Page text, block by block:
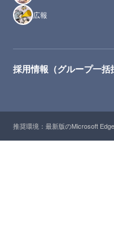
広報
採用情報（グループ一括
推奨環境：最新版のMicrosoft